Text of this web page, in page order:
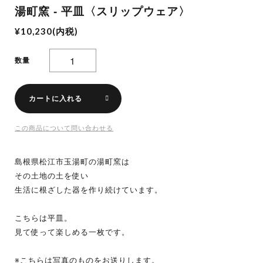
湯町窯 - 平皿〈スリップウェア〉
¥10,230(内税)
数量
カートに入れる
この商品について問い合わせる
島根県松江市玉湯町の湯町窯は
その土地の土を使い
生活に根ざした器を作り続けています。
こちらは平皿。
見て使って楽しめる一枚です。
※こちらは写真のものをお送りします。